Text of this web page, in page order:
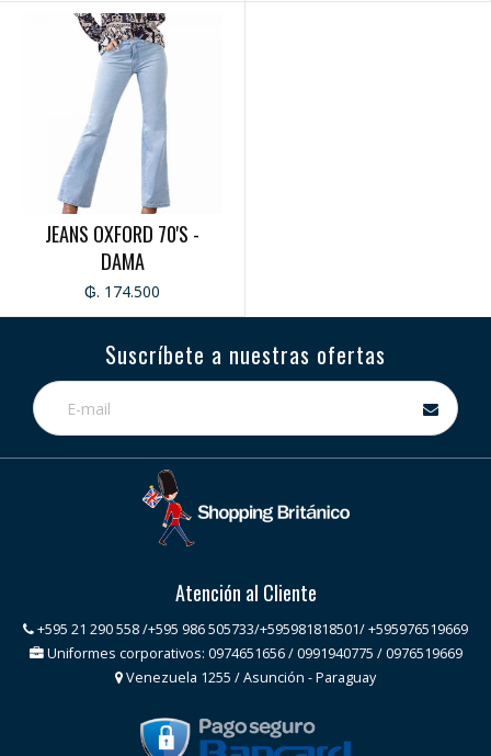
JEANS OXFORD 70'S -
DAMA
₲. 174.500
Suscríbete a nuestras ofertas
Atención al Cliente
+595 21 290 558 /+595 986 505733/+595981818501/ +595976519669
Uniformes corporativos: 0974651656 / 0991940775 / 0976519669
Venezuela 1255 / Asunción - Paraguay